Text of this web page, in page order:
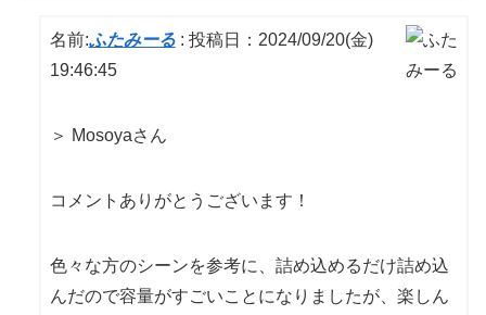
名前:ふたみーる: 投稿日：2024/09/20(金)
19:46:45
＞ Mosoyaさん
コメントありがとうございます！
色々な方のシーンを参考に、詰め込めるだけ詰め込
んだので容量がすごいことになりましたが、楽しん